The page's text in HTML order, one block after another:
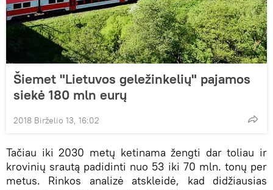
Šiemet "Lietuvos geležinkelių" pajamos
siekė 180 mln eurų
2018 Birželio 13, 16:02
Tačiau iki 2030 metų ketinama žengti dar toliau ir
krovinių srautą padidinti nuo 53 iki 70 mln. tonų per
metus. Rinkos analizė atskleidė, kad didžiausias